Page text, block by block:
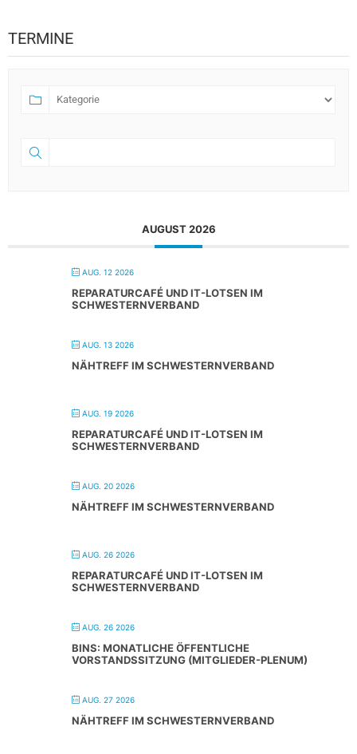
TERMINE
AUGUST 2026
AUG. 12 2026
REPARATURCAFÉ UND IT-LOTSEN IM
SCHWESTERNVERBAND
AUG. 13 2026
NÄHTREFF IM SCHWESTERNVERBAND
AUG. 19 2026
REPARATURCAFÉ UND IT-LOTSEN IM
SCHWESTERNVERBAND
AUG. 20 2026
NÄHTREFF IM SCHWESTERNVERBAND
AUG. 26 2026
REPARATURCAFÉ UND IT-LOTSEN IM
SCHWESTERNVERBAND
AUG. 26 2026
BINS: MONATLICHE ÖFFENTLICHE
VORSTANDSSITZUNG (MITGLIEDER-PLENUM)
AUG. 27 2026
NÄHTREFF IM SCHWESTERNVERBAND